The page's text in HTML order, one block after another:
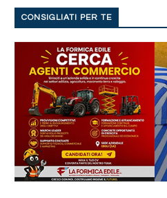
CONSIGLIATI PER TE